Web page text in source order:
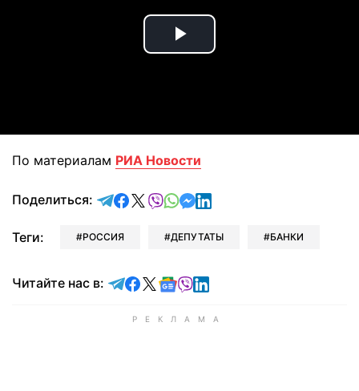
Play
По материалам РИА Новости
Поделиться: отправить в Telegram
поделиться в Facebook
поделиться в X
отправить в Viber
отправить в Whatsapp
отправить в Messenger
отправить в LinkedIn
Теги: РОССИЯ ДЕПУТАТЫ БАНКИ
Читайте нас в: Читайте в Telegram
Читайте в Facebook
Читайте в X
Читайте в Google news
Читайте в Viber
Читайте в LinkedIn